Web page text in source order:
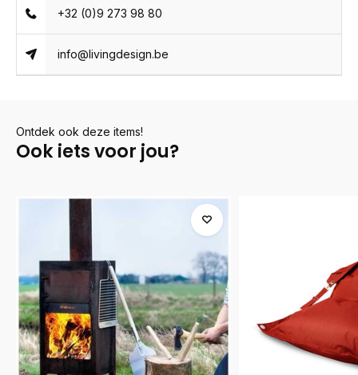
+32 (0)9 273 98 80
info@livingdesign.be
Ontdek ook deze items!
Ook iets voor jou?